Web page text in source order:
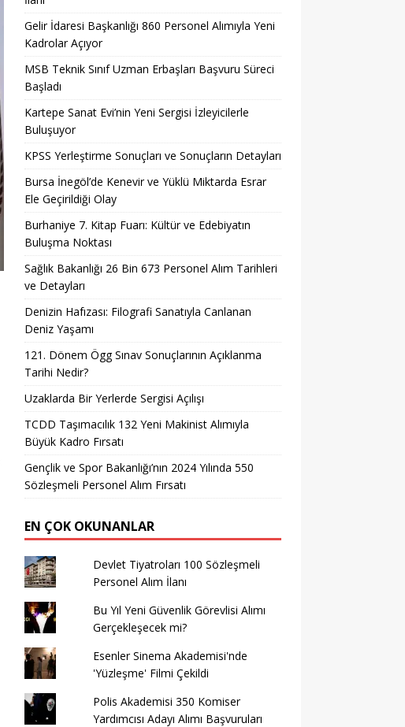
Gelir İdaresi Başkanlığı 860 Personel Alımıyla Yeni
Kadrolar Açıyor
MSB Teknik Sınıf Uzman Erbaşları Başvuru Süreci
Başladı
Kartepe Sanat Evi’nin Yeni Sergisi İzleyicilerle
Buluşuyor
KPSS Yerleştirme Sonuçları ve Sonuçların Detayları
Bursa İnegöl’de Kenevir ve Yüklü Miktarda Esrar
Ele Geçirildiği Olay
Burhaniye 7. Kitap Fuarı: Kültür ve Edebiyatın
Buluşma Noktası
Sağlık Bakanlığı 26 Bin 673 Personel Alım Tarihleri
ve Detayları
Denizin Hafızası: Filografi Sanatıyla Canlanan
Deniz Yaşamı
121. Dönem Ögg Sınav Sonuçlarının Açıklanma
Tarihi Nedir?
Uzaklarda Bir Yerlerde Sergisi Açılışı
TCDD Taşımacılık 132 Yeni Makinist Alımıyla
Büyük Kadro Fırsatı
Gençlik ve Spor Bakanlığı’nın 2024 Yılında 550
Sözleşmeli Personel Alım Fırsatı
EN ÇOK OKUNANLAR
Devlet Tiyatroları 100 Sözleşmeli
Personel Alım İlanı
Bu Yıl Yeni Güvenlik Görevlisi Alımı
Gerçekleşecek mi?
Esenler Sinema Akademisi'nde
'Yüzleşme' Filmi Çekildi
Polis Akademisi 350 Komiser
Yardımcısı Adayı Alımı Başvuruları